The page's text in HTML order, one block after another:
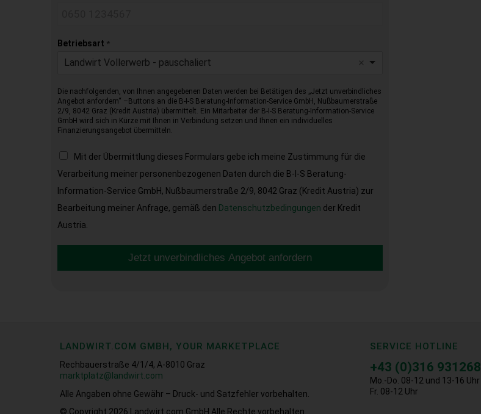
Betriebsart *
Landwirt Vollerwerb - pauschaliert
Die nachfolgenden, von Ihnen angegebenen Daten werden bei Betätigen des „Jetzt unverbindliches
Angebot anfordern“ –Buttons an die B-I-S Beratung-Information-Service GmbH, Nußbaumerstraße
2/9, 8042 Graz (Kredit Austria) übermittelt. Ein Mitarbeiter der B-I-S Beratung-Information-Service
GmbH wird sich in Kürze mit Ihnen in Verbindung setzen und Ihnen ein individuelles
Finanzierungsangebot übermitteln.
Mit der Übermittlung dieses Formulars gebe ich meine Zustimmung für die
Verarbeitung meiner personenbezogenen Daten durch die B-I-S Beratung-
Information-Service GmbH, Nußbaumerstraße 2/9, 8042 Graz (Kredit Austria) zur
Bearbeitung meiner Anfrage, gemäß den Datenschutzbedingungen der Kredit
Austria.
Jetzt unverbindliches Angebot anfordern
LANDWIRT.COM GMBH, YOUR MARKETPLACE
Rechbauerstraße 4/1/4, A-8010 Graz
marktplatz@landwirt.com
Alle Angaben ohne Gewähr – Druck- und Satzfehler vorbehalten.
© Copyright 2026
Landwirt.com GmbH Alle Rechte vorbehalten.
SERVICE HOTLINE
+43 (0)316 931268
Mo.-Do. 08-12 und 13-16 Uhr
Fr. 08-12 Uhr